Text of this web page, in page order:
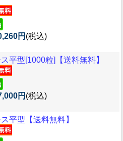
円 (税込)
平型[1000粒]【送料無料】
円 (税込)
平型【送料無料】